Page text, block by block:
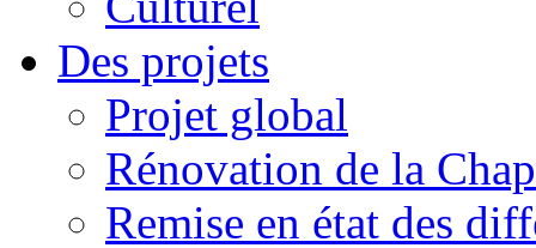
Des projets
Projet global
Rénovation de la
Remise en état des